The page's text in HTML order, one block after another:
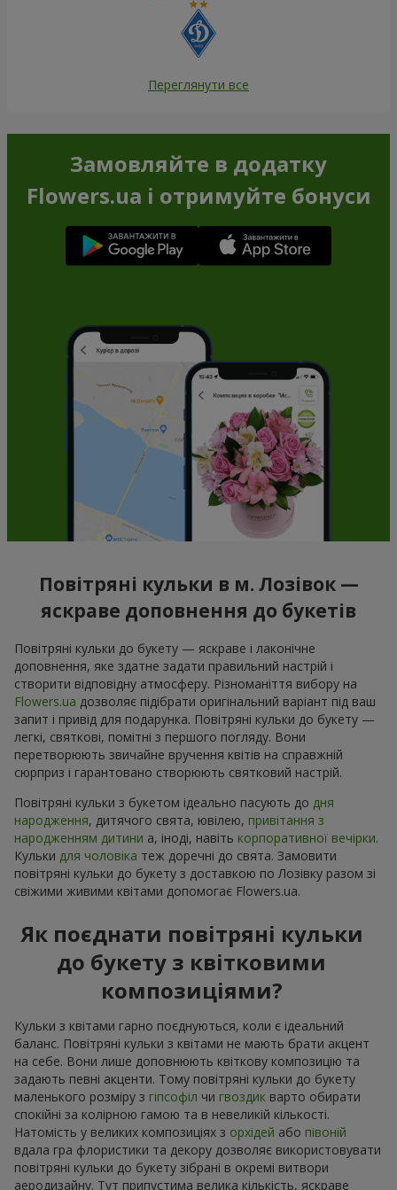
Переглянути все
Замовляйте в додатку
Flowers.ua і отримуйте бонуси
Повітряні кульки в м. Лозівок —
яскраве доповнення до букетів
Повітряні кульки до букету — яскраве і лаконічне
доповнення, яке здатне задати правильний настрій і
створити відповідну атмосферу. Різноманіття вибору на
Flowers.ua дозволяє підібрати оригінальний варіант під ваш
запит і привід для подарунка. Повітряні кульки до букету —
легкі, святкові, помітні з першого погляду. Вони
перетворюють звичайне вручення квітів на справжній
сюрприз і гарантовано створюють святковий настрій.
Повітряні кульки з букетом ідеально пасують до дня
народження, дитячого свята, ювілею, привітання з
народженням дитини а, іноді, навіть корпоративної вечірки.
Кульки для чоловіка теж доречні до свята. Замовити
повітряні кульки до букету з доставкою по Лозівку разом зі
свіжими живими квітами допомогає Flowers.ua.
Як поєднати повітряні кульки
до букету з квітковими
композиціями?
Кульки з квітами гарно поєднуються, коли є ідеальний
баланс. Повітряні кульки з квітами не мають брати акцент
на себе. Вони лише доповнюють квіткову композицію та
задають певні акценти. Тому повітряні кульки до букету
маленького розміру з гіпсофіл чи гвоздик варто обирати
спокійні за колірною гамою та в невеликій кількості.
Натомість у великих композиціях з орхідей або півоній
вдала гра флористики та декору дозволяє використовувати
повітряні кульки до букету зібрані в окремі витвори
аеродизайну. Тут припустима велика кількість, яскраве